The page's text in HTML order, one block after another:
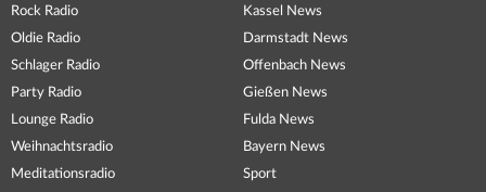
Rock Radio
Oldie Radio
Schlager Radio
Party Radio
Lounge Radio
Weihnachtsradio
Meditationsradio
Kassel News
Darmstadt News
Offenbach News
Gießen News
Fulda News
Bayern News
Sport